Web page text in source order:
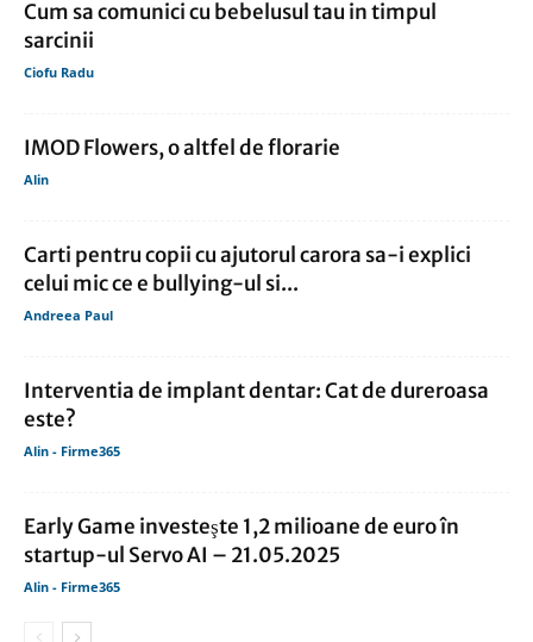
Cum sa comunici cu bebelusul tau in timpul
sarcinii
Ciofu Radu
IMOD Flowers, o altfel de florarie
Alin
Carti pentru copii cu ajutorul carora sa-i explici
celui mic ce e bullying-ul si...
Andreea Paul
Interventia de implant dentar: Cat de dureroasa
este?
Alin - Firme365
Early Game investeşte 1,2 milioane de euro în
startup-ul Servo AI – 21.05.2025
Alin - Firme365